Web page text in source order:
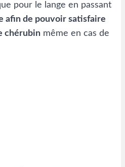
pour le lange en passant
afin de pouvoir satisfaire
chérubin même en cas de